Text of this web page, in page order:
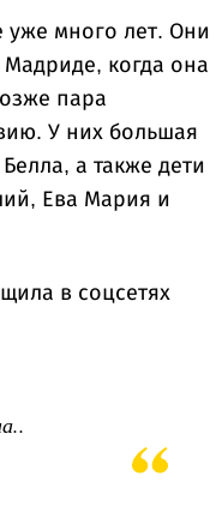
уже много лет. Они
когда она
пара
У них большая
а также дети
Ева Мария и
в соцсетях